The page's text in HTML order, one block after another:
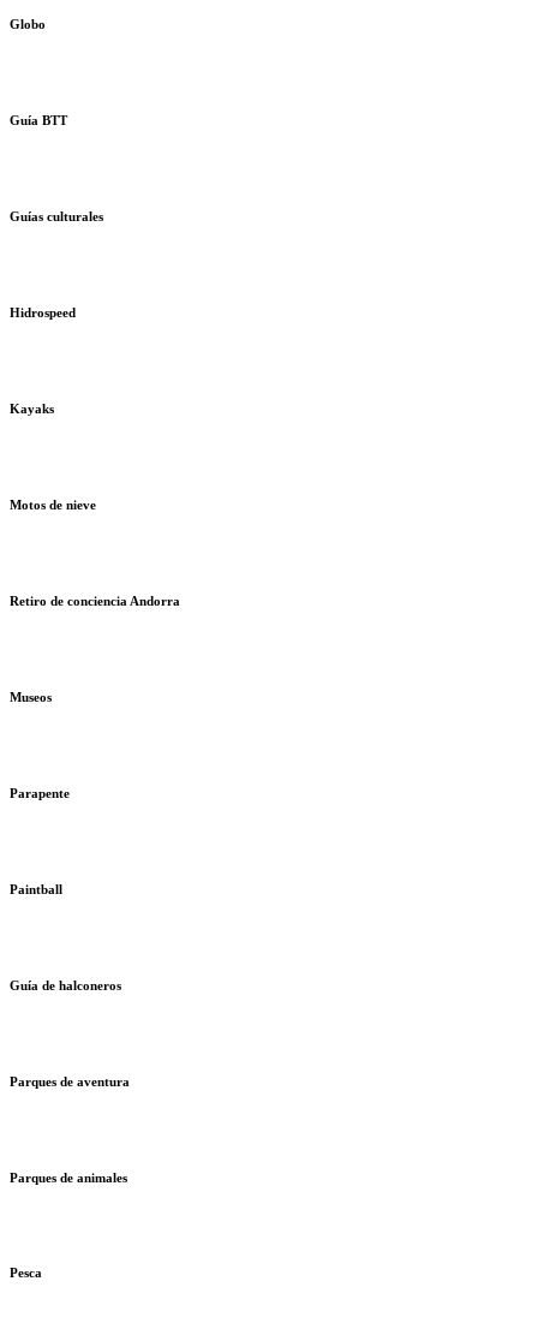
Globo
Guía BTT
Guías culturales
Hidrospeed
Kayaks
Motos de nieve
Retiro de conciencia Andorra
Museos
Parapente
Paintball
Guía de halconeros
Parques de aventura
Parques de animales
Pesca